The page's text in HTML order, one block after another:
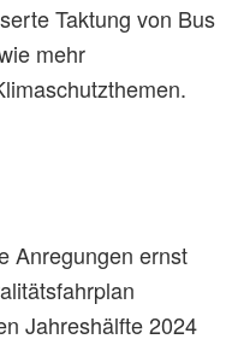
Taktung von Bus
mehr
Anregungen ernst
Jahreshälfte 2024